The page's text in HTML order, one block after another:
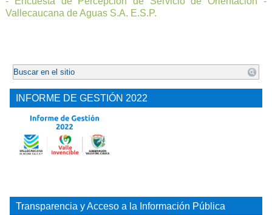
Vallecaucana de Aguas S.A. E.S.P.
.
INFORME DE GESTIÓN 2022
Transparencia y Acceso a la Información Pública